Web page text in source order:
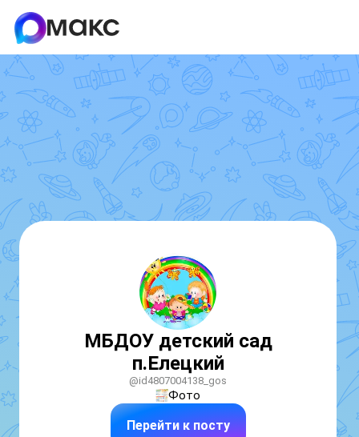
МБДОУ детский сад
п.Елецкий
@id4807004138_gos
Фото
Перейти к посту